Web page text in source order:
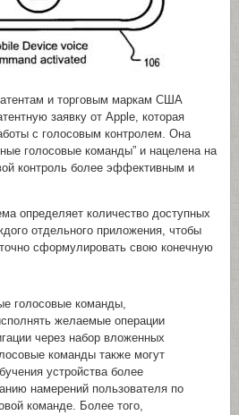
и торговым маркам США
заявку от Apple, которая
с голосовым контролем. Она
голосовые команды” и нацелена на
контроль более эффективным и
определяет количество доступных
отдельного приложения, чтобы
сформулировать свою конечную
голосовые команды,
желаемые операции
через набор вложенных
команды также могут
устройства более
намерений пользователя по
команде. Более того,